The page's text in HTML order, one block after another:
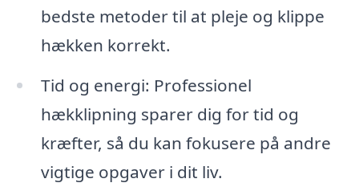
bedste metoder til at pleje og klippe
hækken korrekt.
Tid og energi: Professionel
hækklipning sparer dig for tid og
kræfter, så du kan fokusere på andre
vigtige opgaver i dit liv.